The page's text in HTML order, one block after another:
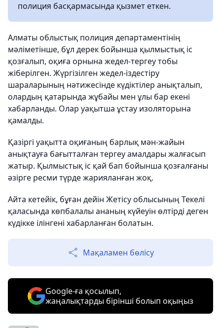
полиция басқармасында қызмет еткен.
Алматы облыстық полиция департаментінің
мәліметінше, бұл дерек бойынша қылмыстық іс
қозғалып, оқиға орнына жедел-тергеу тобы
жіберілген. Жүргізілген жедел-іздестіру
шараларының нәтижесінде күдіктілер анықталып,
олардың қатарында жұбайы мен ұлы бар екені
хабарланды. Олар уақытша ұстау изоляторына
қамалды.
Қазіргі уақытта оқиғаның барлық мән-жайын
анықтауға бағытталған тергеу амалдары жалғасып
жатыр. Қылмыстық іс қай бап бойынша қозғалғаны
әзірге ресми түрде жарияланған жоқ.
Айта кетейік, бұған дейін Жетісу облысының Текелі
қаласында көпбалалы ананың күйеуін өлтірді деген
күдікке ілінгені хабарланған болатын.
Мақаламен бөлісу
Google-ға қосылып,
жаңалықтарды бірінші болып оқыңыз